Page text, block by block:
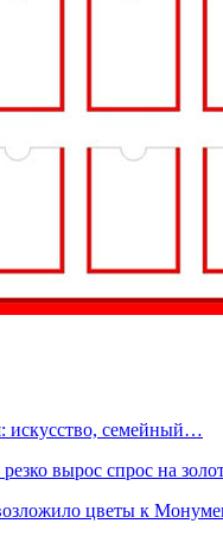
искусство, семейный…
вырос спрос на
цветы к